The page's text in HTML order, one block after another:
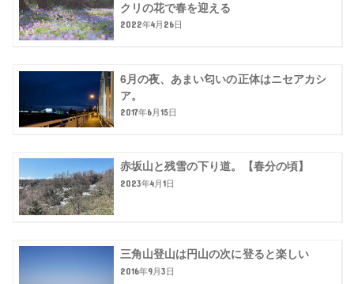
クリの花で春を迎える
2022年4月26日
6月の夜、あまい匂いの正体はニセアカシ
ア。
2017年6月15日
赤坂山と残雪の下り道。【春分の頃】
2023年4月1日
三角山登山は円山の次に登ると楽しい
2016年9月3日